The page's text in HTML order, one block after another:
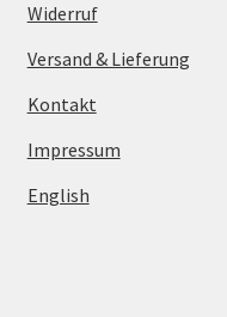
Widerruf
Versand & Lieferung
Kontakt
Impressum
English